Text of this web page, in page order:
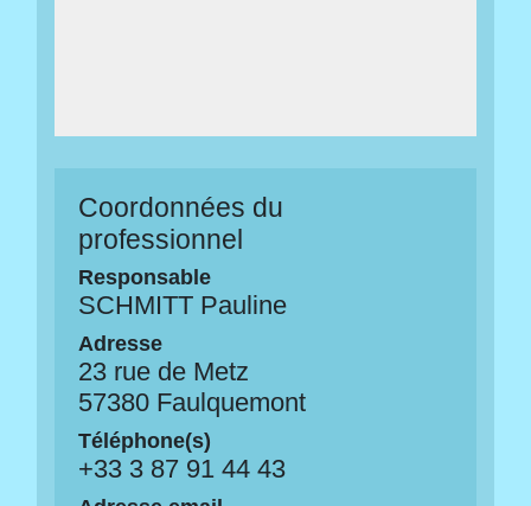
Coordonnées du
professionnel
Responsable
SCHMITT Pauline
Adresse
23 rue de Metz
57380 Faulquemont
Téléphone(s)
+33 3 87 91 44 43